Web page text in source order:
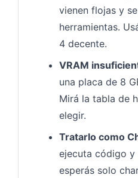
vienen flojas y
herramientas.
4 decente.
VRAM
una placa de 8
Mirá la tabla de
elegir.
Tratarlo como
ejecuta código y
esperás solo